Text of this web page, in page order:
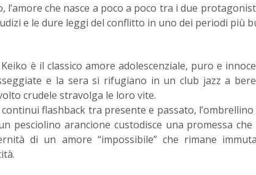
l’amore che nasce a poco a poco tra i due
e le dure leggi del conflitto in uno dei periodi più
è il classico amore adolescenziale, puro e
e la sera si rifugiano in un club jazz a
crudele stravolga le loro vite.
flashback tra presente e passato,
pesciolino arancione custodisce una promessa
di un amore “impossibile” che rimane